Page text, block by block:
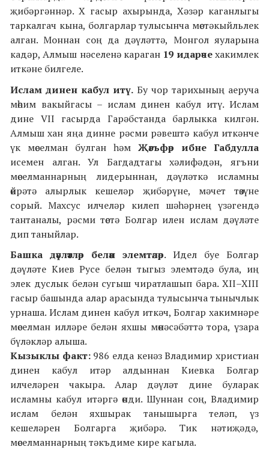
җибәргәннәр. X гасыр ахырында, Хәзәр каганлыгы
таркалгач кына, болгарлар тулысынча мөстәкыйльлек
алган. Моннан соң да дәүләттә, Монгол яуларына
кадәр, Алмыш нәселенә караган 19 идарәчехакимлек
иткәне билгеле.
Ислам динен кабул итү. Бу чор тарихының аеруча
мөһим вакыйгасы – ислам динен кабул итү. Ислам
дине VII гасырда Гарәбстанда барлыкка килгән.
Алмыш хан яңа динне рәсми рәвештә кабул иткәнче
үк мөселман булган һәм Җәгъфәр ибне Габдулла
исемен алган. Ул Багдадтагы хәлифәдән, ягъни
мөселманнарның лидерыннан, дәүләткә исламны
өйрәтә алырлык кешеләр җибәрүне, мәчет төзүне
сорый. Махсус илчеләр килеп шәһәрнең үзәгендә
тантаналы, рәсми төстә Болгар илен ислам дәүләте
дип таныйлар.
Башка дәүләтләр белән элемтәләр. Идел буе Болгар
дәүләте Киев Русе белән тыгыз элемтәдә була, иң
элек дуслык белән сугыш чиратлашып бара. XII–XIII
гасыр башында алар арасында тулысынча тынычлык
урнаша. Ислам динен кабул иткәч, Болгар хакимнәре
мөселман илләре белән яхшы мөнәсәбәттә тора, үзара
бүләкләр алыша.
Кызыклы факт:986 елда кенәз Владимир христиан
динен кабул итәр алдыннан Киевка Болгар
илчеләрен чакыра. Алар дәүләт дине буларак
исламны кабул итәргә өнди. Шуннан соң, Владимир
ислам белән яхшырак танышырга теләп, үз
кешеләрен Болгарга җибәрә. Тик нәтиҗәдә,
мөселманнарның тәкъдиме кире кагыла.